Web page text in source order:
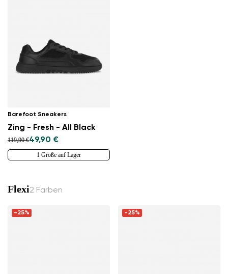
Barefoot Sneakers
Zing - Fresh - All Black
119,90 €49,90 €
1 Größe auf Lager
Flexi2 Farben
-25% -25%